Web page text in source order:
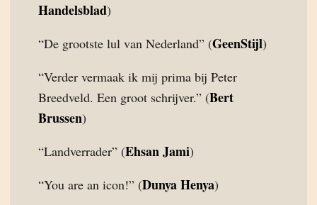
Handelsblad)
“De grootste lul van Nederland” (GeenStijl)
“Verder vermaak ik mij prima bij Peter
Breedveld. Een groot schrijver.” (Bert
Brussen)
“Landverrader” (Ehsan Jami)
“You are an icon!” (Dunya Henya)